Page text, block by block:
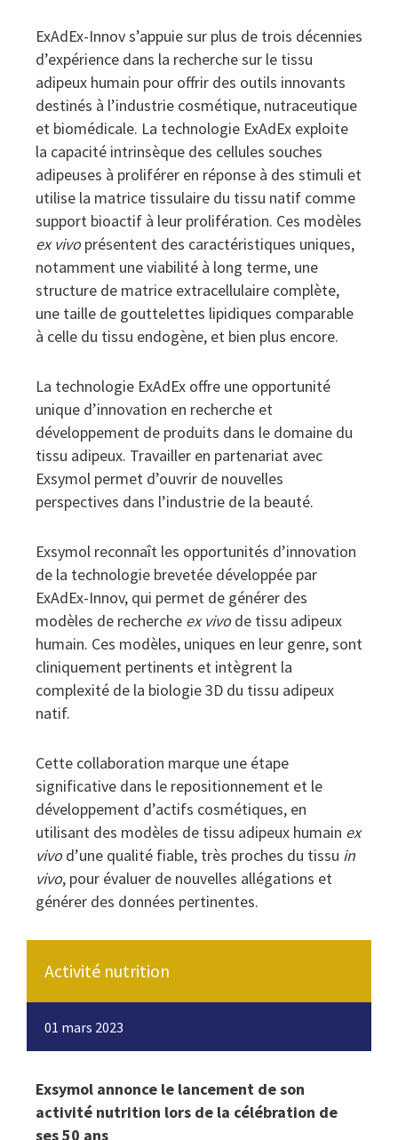
ExAdEx-Innov s’appuie sur plus de trois décennies
d’expérience dans la recherche sur le tissu
adipeux humain pour offrir des outils innovants
destinés à l’industrie cosmétique, nutraceutique
et biomédicale. La technologie ExAdEx exploite
la capacité intrinsèque des cellules souches
adipeuses à proliférer en réponse à des stimuli et
utilise la matrice tissulaire du tissu natif comme
support bioactif à leur prolifération. Ces modèles
ex vivoprésentent des caractéristiques uniques,
notamment une viabilité à long terme, une
structure de matrice extracellulaire complète,
une taille de gouttelettes lipidiques comparable
à celle du tissu endogène, et bien plus encore.
La technologie ExAdEx offre une opportunité
unique d’innovation en recherche et
développement de produits dans le domaine du
tissu adipeux. Travailler en partenariat avec
Exsymol permet d’ouvrir de nouvelles
perspectives dans l’industrie de la beauté.
Exsymol reconnaît les opportunités d’innovation
de la technologie brevetée développée par
ExAdEx-Innov, qui permet de générer des
modèles de recherche ex vivode tissu adipeux
humain. Ces modèles, uniques en leur genre, sont
cliniquement pertinents et intègrent la
complexité de la biologie 3D du tissu adipeux
natif.
Cette collaboration marque une étape
significative dans le repositionnement et le
développement d’actifs cosmétiques, en
utilisant des modèles de tissu adipeux humain ex
vivod’une qualité fiable, très proches du tissu in
vivo, pour évaluer de nouvelles allégations et
générer des données pertinentes.
Activité nutrition
01 mars 2023
Exsymol annonce le lancement de son
activité nutrition lors de la célébration de
ses 50 ans